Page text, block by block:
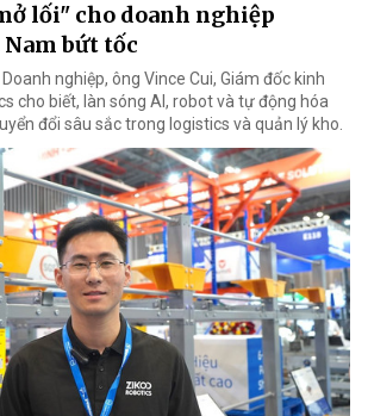
lối" cho doanh nghiệp
bứt tốc
nghiệp, ông Vince Cui, Giám đốc kinh
cho biết, làn sóng AI, robot và tự động hóa
đổi sâu sắc trong logistics và quản lý kho.